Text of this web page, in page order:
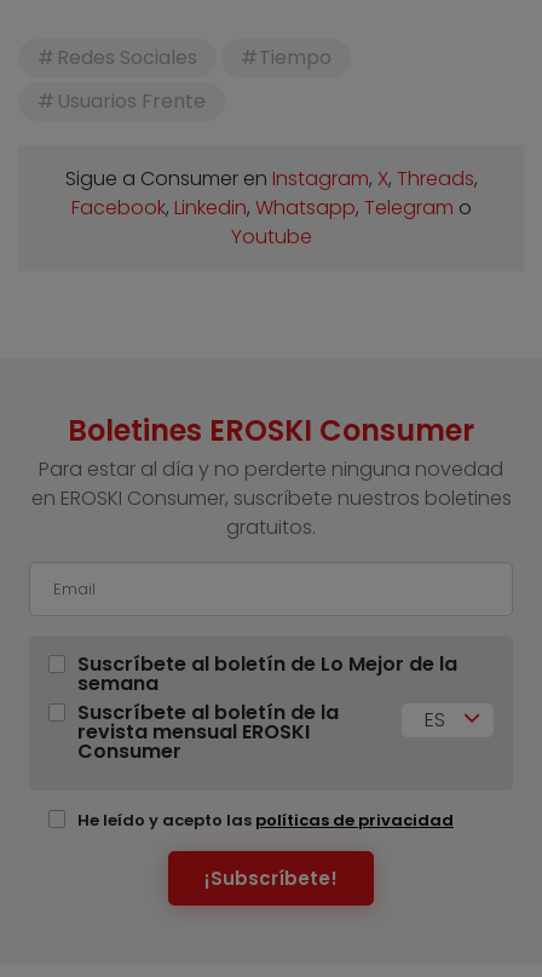
Redes Sociales
Tiempo
Usuarios Frente
Sigue a Consumer en Instagram, X, Threads,
Facebook, Linkedin, Whatsapp, Telegram o
Youtube
Boletines EROSKI Consumer
Para estar al día y no perderte ninguna novedad
en EROSKI Consumer, suscríbete nuestros boletines
gratuitos.
Suscríbete al boletín de Lo Mejor de la
semana
Suscríbete al boletín de la
revista mensual EROSKI
Consumer
ES
He leído y acepto las políticas de privacidad
¡Subscríbete!